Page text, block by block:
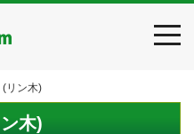
リン木)
木)